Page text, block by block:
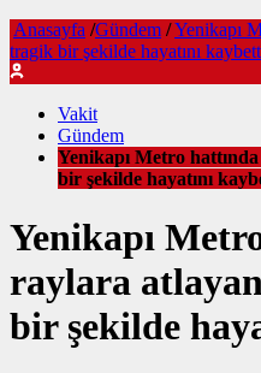
Anasayfa /Gündem /Yenikapı
tragik bir şekilde hayatını
Vakit
Gündem
Yenikapı Metro
bir şekilde hayatını
Yenikapı
raylara
bir şekilde